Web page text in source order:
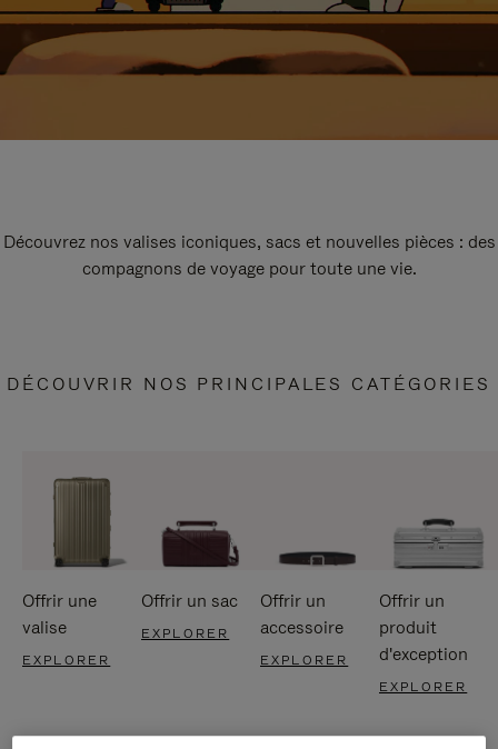
Découvrez nos valises iconiques, sacs et nouvelles pièces : des
compagnons de voyage pour toute une vie.
DÉCOUVRIR NOS PRINCIPALES CATÉGORIES
Offrir une
valise
EXPLORER
Offrir un sac
EXPLORER
Offrir un
accessoire
EXPLORER
Offrir un
produit
d'exception
EXPLORER